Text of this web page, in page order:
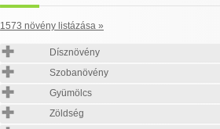
1573 növény listázása »
Dísznövény
Szobanövény
Gyümölcs
Zöldség